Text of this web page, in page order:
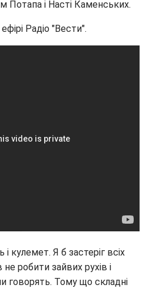
Потапа і Насті Каменських.
Радіо "Вести".
кулемет. Я б застеріг всіх
робити зайвих рухів і
говорять. Тому що складні